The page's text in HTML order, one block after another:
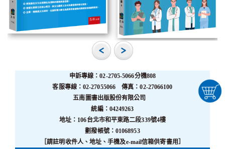
申訴專線：02-2705-5066分機808
客服專線：02-27055066 傳真：02-27066100
五南圖書出版股份有限公司
統編：04249263
地址：106台北市和平東路二段339號4樓
劃撥帳號：01068953
［請註明收件人、地址、手機及e-mail信箱供寄書用］